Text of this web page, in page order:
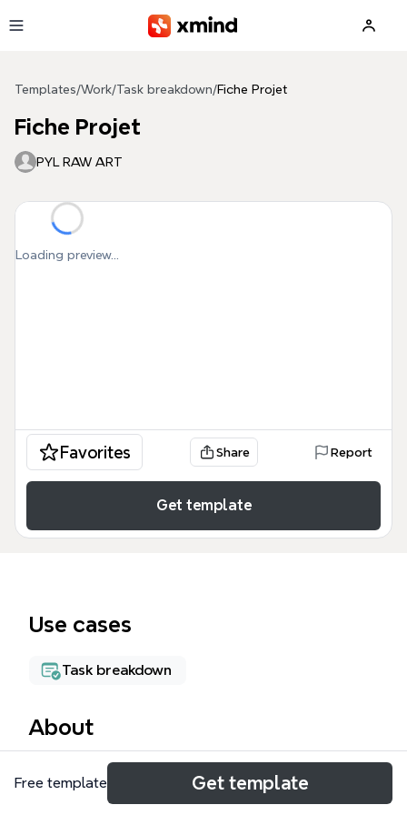
Templates/Work/Task breakdown/Fiche Projet
Fiche Projet
PYL RAW ART
Loading preview...
Favorites Share Report
Get template
Use cases
Task breakdown
About
La fiche projet Xmind est un modèle structuré pour
la gestion de projet, couvrant 7 domaines clés :
Free template Get template